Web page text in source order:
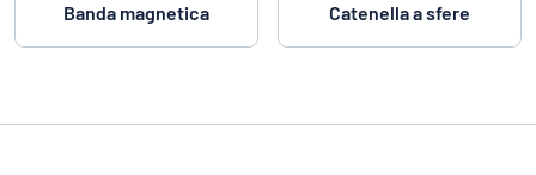
Banda magnetica Catenella a sfere